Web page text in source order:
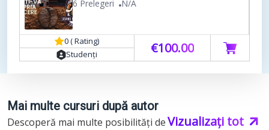
6 Prelegeri N/A
0 ( Rating)
Studenți
€100.00
Mai multe cursuri după autor
Descoperă mai multe posibilități deVizualizați tot